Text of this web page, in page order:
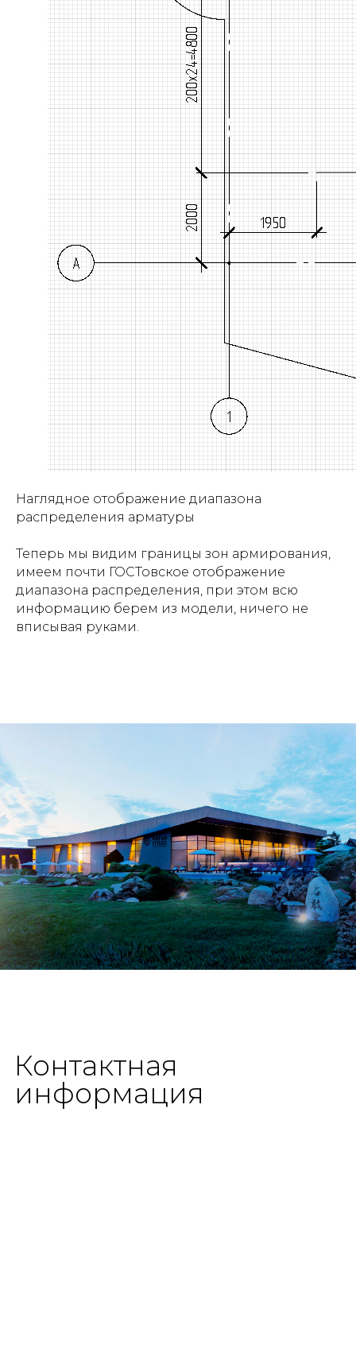
Наглядное отображение диапазона
распределения арматуры
Теперь мы видим границы зон армирования,
имеем почти ГОСТовское отображение
диапазона распределения, при этом всю
информацию берем из модели, ничего не
вписывая руками.
Контактная
информация